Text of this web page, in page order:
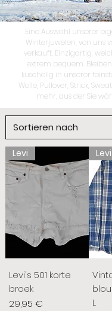
Eine Auswahl unserer
Winterjuwelen, von uns
verkauft. Einzigartig,
extrem bequem.
kuschelig in unserer
Wolle, Pullover, Strick,
mehr, aus der Sie
Levi
Levi's 501 korte
broek
Preis
29,95 €
Levi
L